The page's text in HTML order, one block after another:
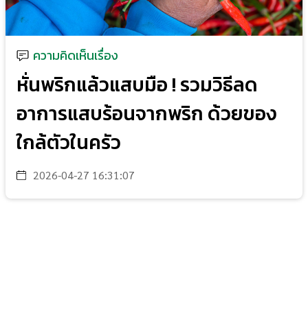
ความคิดเห็นเรื่อง
หั่นพริกแล้วแสบมือ ! รวมวิธีลด
อาการแสบร้อนจากพริก ด้วยของ
ใกล้ตัวในครัว
2026-04-27 16:31:07